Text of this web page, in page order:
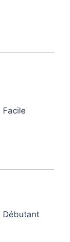
Facile
Débutant